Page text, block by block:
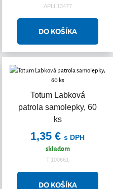
APLI.13477
Totum Labková
patrola samolepky, 60
ks
1,35 € s DPH
skladom
T.100661